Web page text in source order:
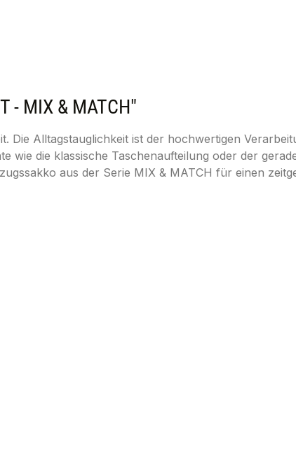
- MIX & MATCH"
Alltagstauglichkeit ist der hochwertigen
wie die klassische Taschenaufteilung oder der
aus der Serie MIX & MATCH für einen